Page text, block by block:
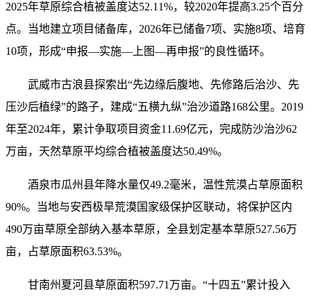
2025年草原综合植被盖度达52.11%，较2020年提高3.25个百分
点。当地建立项目储备库，2026年已储备7项、实施8项、培育
10项，形成“申报—实施—上图—再申报”的良性循环。
武威市古浪县探索出“先边缘后腹地、先修路后治沙、先
压沙后植绿”的路子，建成“五横九纵”治沙道路168公里。2019
年至2024年，累计争取项目资金11.69亿元，完成防沙治沙62
万亩，天然草原平均综合植被盖度达50.49%。
酒泉市瓜州县年降水量仅49.2毫米，温性荒漠占草原面积
90%。当地与安西极旱荒漠国家级保护区联动，将保护区内
490万亩草原全部纳入基本草原，全县划定基本草原527.56万
亩，占草原面积63.53%。
甘南州夏河县草原面积597.71万亩。“十四五”累计投入